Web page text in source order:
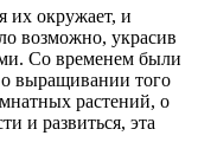
их окружает, и
возможно, украсив
Со временем были
выращивании того
растений, о
и развиться, эта